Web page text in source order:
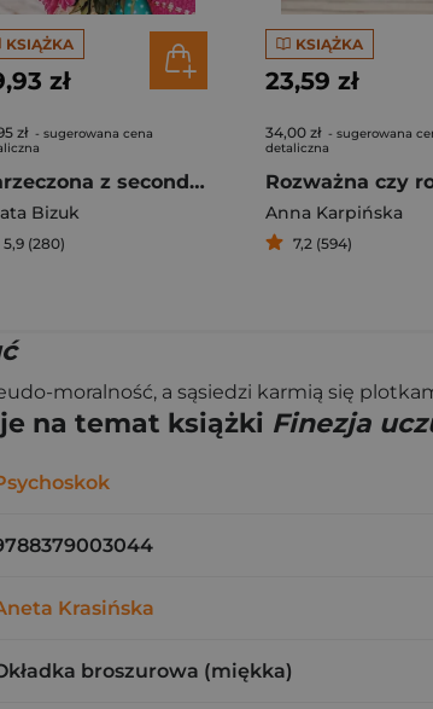
KSIĄŻKA
zł
zł - sugerowana cena
Narzeczona z second-handu
Bizuk
5,9 (280)
KSIĄŻKA
23,59 zł
34,00 zł - sugerowana
detaliczna
Anna Karpińska
7,2 (594)
moralność, a sąsiedzi karmią się
na temat książki Finezja
Krasińska
broszurowa (miękka)